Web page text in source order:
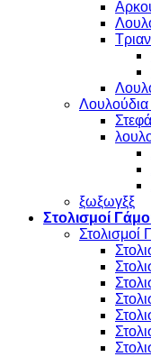
Λουλούδια
ξωξωγξξ
Στολισμοί
Στολισμοί